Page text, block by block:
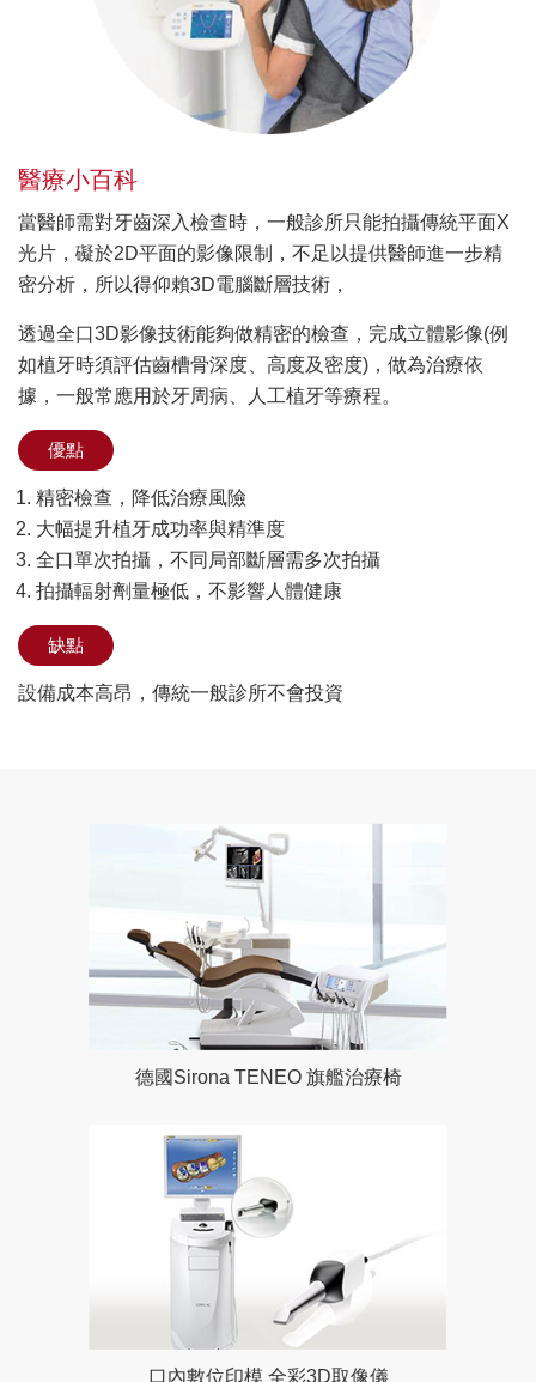
醫療小百科
當醫師需對牙齒深入檢查時，一般診所只能拍攝傳統平面X
光片，礙於2D平面的影像限制，不足以提供醫師進一步精
密分析，所以得仰賴3D電腦斷層技術，
透過全口3D影像技術能夠做精密的檢查，完成立體影像(例
如植牙時須評估齒槽骨深度、高度及密度)，做為治療依
據，一般常應用於牙周病、人工植牙等療程。
優點
精密檢查，降低治療風險
大幅提升植牙成功率與精準度
全口單次拍攝，不同局部斷層需多次拍攝
拍攝輻射劑量極低，不影響人體健康
缺點
設備成本高昂，傳統一般診所不會投資
德國Sirona TENEO 旗艦治療椅
口內數位印模 全彩3D取像儀